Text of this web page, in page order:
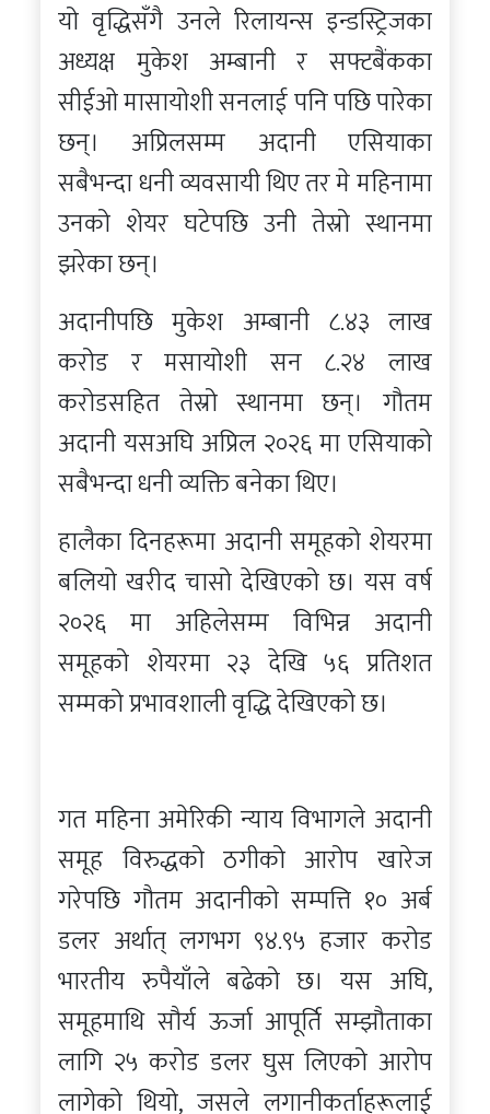
यो वृद्धिसँगै उनले रिलायन्स इन्डस्ट्रिजका
अध्यक्ष मुकेश अम्बानी र सफ्टबैंकका
सीईओ मासायोशी सनलाई पनि पछि पारेका
छन्। अप्रिलसम्म अदानी एसियाका
सबैभन्दा धनी व्यवसायी थिए तर मे महिनामा
उनको शेयर घटेपछि उनी तेस्रो स्थानमा
झरेका छन्।
अदानीपछि मुकेश अम्बानी ८.४३ लाख
करोड र मसायोशी सन ८.२४ लाख
कराेडसहित तेस्रो स्थानमा छन्। गौतम
अदानी यसअघि अप्रिल २०२६ मा एसियाको
सबैभन्दा धनी व्यक्ति बनेका थिए।
हालैका दिनहरूमा अदानी समूहको शेयरमा
बलियो खरीद चासो देखिएको छ। यस वर्ष
२०२६ मा अहिलेसम्म विभिन्न अदानी
समूहको शेयरमा २३ देखि ५६ प्रतिशत
सम्मको प्रभावशाली वृद्धि देखिएको छ।
गत महिना अमेरिकी न्याय विभागले अदानी
समूह विरुद्धको ठगीको आरोप खारेज
गरेपछि गौतम अदानीको सम्पत्ति १० अर्ब
डलर अर्थात् लगभग ९४.९५ हजार करोड
भारतीय रुपैयाँले बढेको छ। यस अघि,
समूहमाथि सौर्य ऊर्जा आपूर्ति सम्झौताका
लागि २५ करोड डलर घुस लिएको आरोप
लागेको थियो, जसले लगानीकर्ताहरूलाई